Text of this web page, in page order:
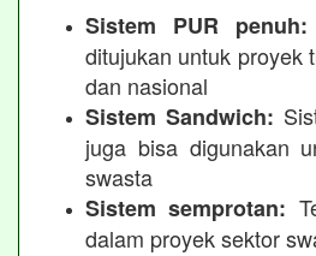
Sistem PUR penuh:
ditujukan untuk proyek
dan nasional
Sistem Sandwich:
juga bisa digunakan
swasta
Sistem semprotan:
dalam proyek sektor